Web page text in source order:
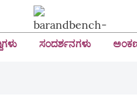
ಸಂದರ್ಶನಗಳು